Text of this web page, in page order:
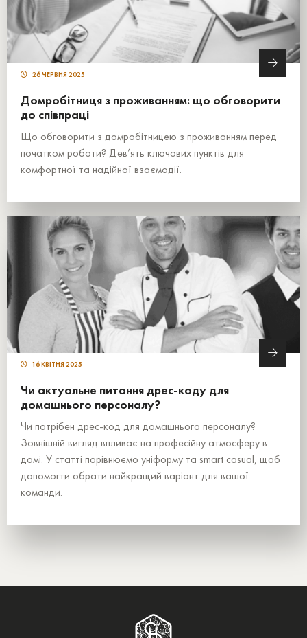
26 ЧЕРВНЯ 2025
Домробітниця з проживанням: що обговорити
до співпраці
Що обговорити з домробітницею з проживанням перед
початком роботи? Дев’ять ключових пунктів для
комфортної та надійної взаємодії.
16 КВІТНЯ 2025
Чи актуальне питання дрес-коду для
домашнього персоналу?
Чи потрібен дрес-код для домашнього персоналу?
Зовнішній вигляд впливає на професійну атмосферу в
домі. У статті порівнюємо уніформу та smart casual, щоб
допомогти обрати найкращий варіант для вашої
команди.